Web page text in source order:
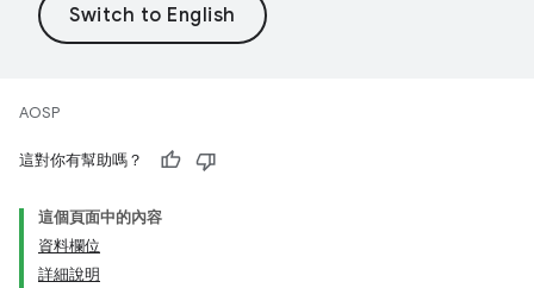
AOSP
這對你有幫助嗎？
這個頁面中的內容
資料欄位
詳細說明